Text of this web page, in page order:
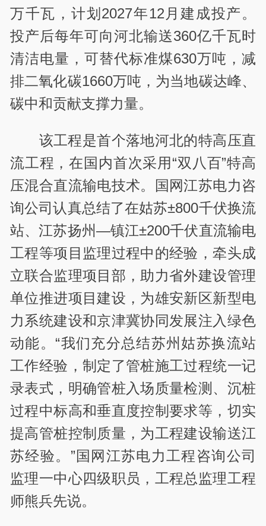
万千瓦，计划2027年12月建成投产。
投产后每年可向河北输送360亿千瓦时
清洁电量，可替代标准煤630万吨，减
排二氧化碳1660万吨，为当地碳达峰、
碳中和贡献支撑力量。
该工程是首个落地河北的特高压直
流工程，在国内首次采用“双八百”特高
压混合直流输电技术。国网江苏电力咨
询公司认真总结了在姑苏±800千伏换流
站、江苏扬州—镇江±200千伏直流输电
工程等项目监理过程中的经验，牵头成
立联合监理项目部，助力省外建设管理
单位推进项目建设，为雄安新区新型电
力系统建设和京津冀协同发展注入绿色
动能。“我们充分总结苏州姑苏换流站
工作经验，制定了管桩施工过程统一记
录表式，明确管桩入场质量检测、沉桩
过程中标高和垂直度控制要求等，切实
提高管桩控制质量，为工程建设输送江
苏经验。”国网江苏电力工程咨询公司
监理一中心四级职员，工程总监理工程
师熊兵先说。